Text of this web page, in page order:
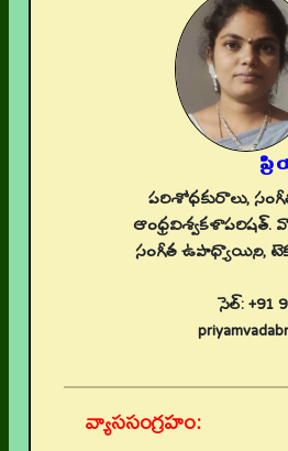
పరిశోధకురాలు,
ఆంధ్రవిశ్వకళాపరిషత్.
సంగీత ఉపాధ్యాయిని,
సెల్: +91
వ్యాససంగ్రహం: